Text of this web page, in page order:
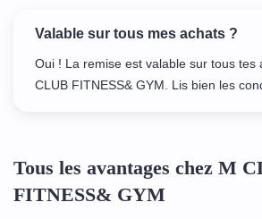
Valable sur tous mes achats ?
Oui ! La remise est valable sur tous tes
CLUB FITNESS& GYM. Lis bien les
Tous les avantages chez M
FITNESS& GYM